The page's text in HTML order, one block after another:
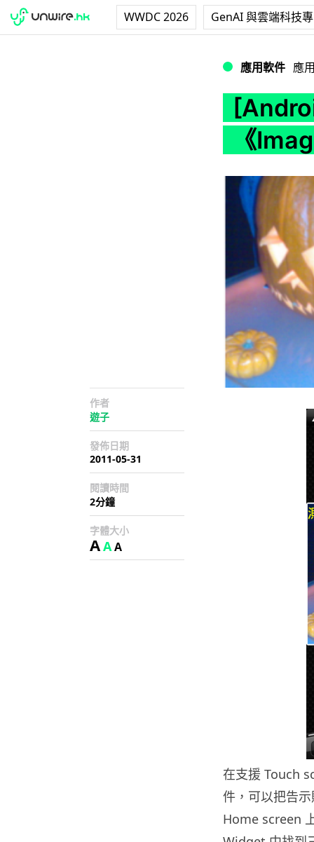
WWDC 2026 GenAI 與雲端科技
應用軟件 應
《
作者
遊子
發佈日期
2011-05-31
閱讀時間
2分鐘
字體大小
AAA
在支援 Touch
件，可以把告
Home screen